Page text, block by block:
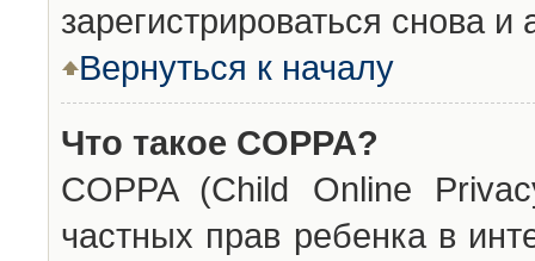
зарегистрироваться снова и
Вернуться к началу
Что такое COPPA?
COPPA (Child Online
частных прав ребенка в